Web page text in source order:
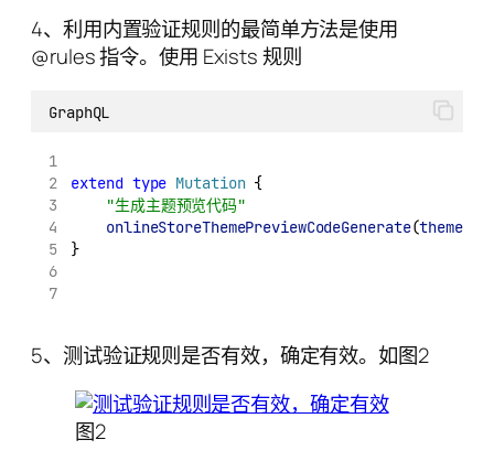
4、利用内置验证规则的最简单方法是使用
@rules 指令。使用 Exists 规则
GraphQL
extend type Mutation {
"生成主题预览代码"
onlineStoreThemePreviewCodeGenerate(themeId
}
5、测试验证规则是否有效，确定有效。如图2
图2